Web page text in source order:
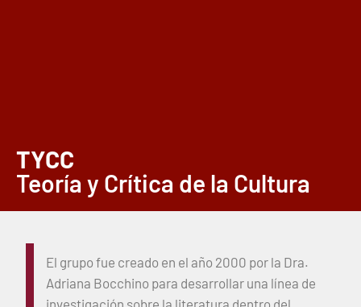
TYCC
Teoría y Crítica de la Cultura
El grupo fue creado en el año 2000 por la Dra.
Adriana Bocchino para desarrollar una línea de